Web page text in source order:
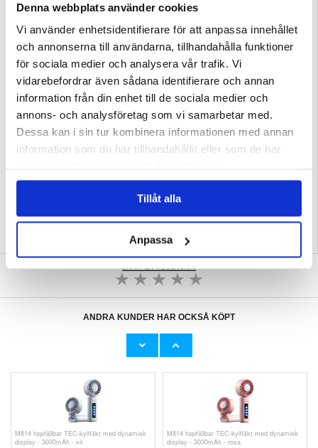
Denna webbplats använder cookies
Vi använder enhetsidentifierare för att anpassa innehållet
och annonserna till användarna, tillhandahålla funktioner
för sociala medier och analysera vår trafik. Vi
vidarebefordrar även sådana identifierare och annan
information från din enhet till de sociala medier och
annons- och analysföretag som vi samarbetar med.
Dessa kan i sin tur kombinera informationen med annan
information som du har tillhandahållit eller som de har
Tillåt alla
Anpassa
Detta skydd i härdat glas hjälper till att skydda skärmen från repor och
är en enkel uppgradering som hjälper till att bibehålla värdet och utseendet på
din bils interiörteknik.
Intressanta fakta om skärmskydd av härdat glas
- Hårdheten 9H avser den pennhårdhetsskala som används för att mäta
reptålighet.
- Tunna skikt av härdat glas kan absorbera mindre stötar och hjälpa till att
förhindra permanenta repor på originalskärmar.
- Antioljebeläggningar (ofta kallade lotusbeläggningar) gör fingeravtryck lättare
att torka bort jämfört med obehandlat glas.
Bra att veta
Rengör skärmen noggrant före installation och rikta in skyddet noggrant för att
säkerställa en bubbelfri passform och maximal klarhet.
Förpackning: Euroblister
SKRIV EN RECENSION
ANDRA KUNDER HAR OCKSÅ KÖPT
JF166 Bärbar TEC-luftkylare med 199
EM06 Solcellsdriven nödradio med 2000mAh
M814 hopfällbar TEC-kylfläkt med dynamisk
display - 3000mAh - vit
M814 hopfällbar TEC-kylfläkt med dynamisk
display - 3000mAh - rosa